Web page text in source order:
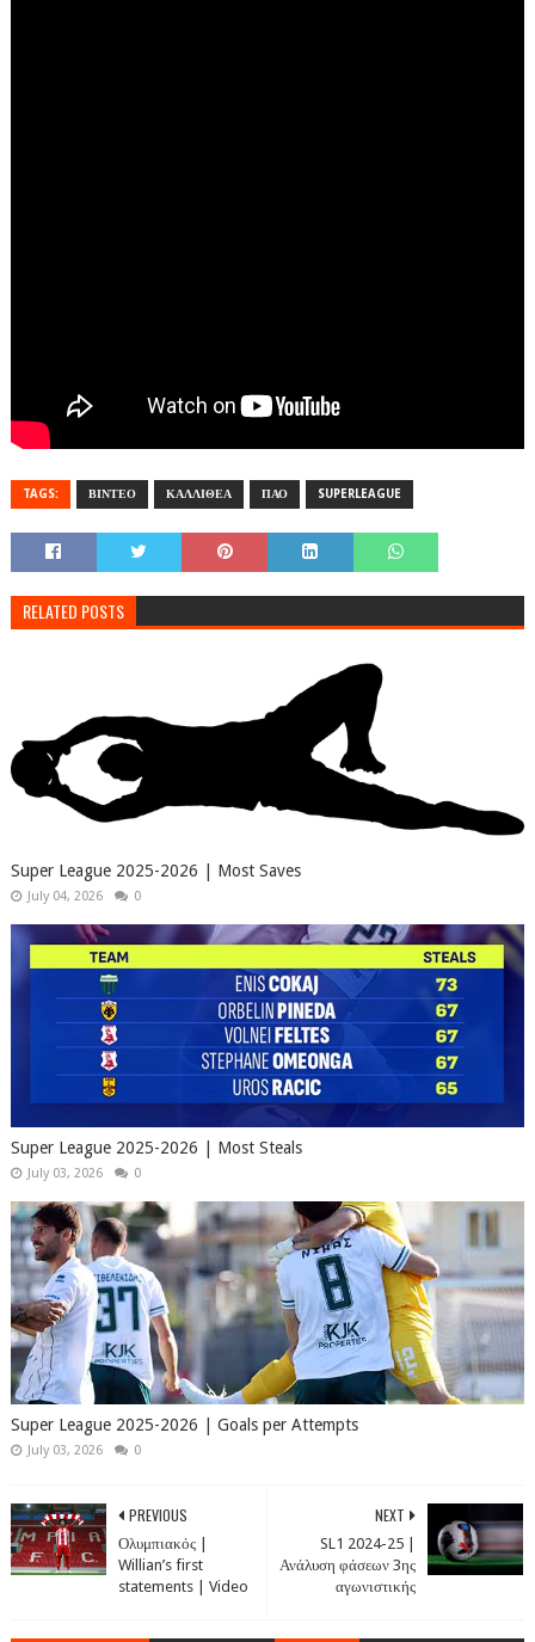
TAGS: ΒΙΝΤΕΟ ΚΑΛΛΙΘΕΑ ΠΑΟ SUPERLEAGUE
RELATED POSTS
Super League 2025-2026 | Most Saves
July 04, 2026 0
Super League 2025-2026 | Most Steals
July 03, 2026 0
Super League 2025-2026 | Goals per Attempts
July 03, 2026 0
NEXT
SL1 2024-25 |
Ανάλυση φάσεων 3ης
αγωνιστικής
PREVIOUS
Ολυμπιακός |
Willian’s first
statements | Video